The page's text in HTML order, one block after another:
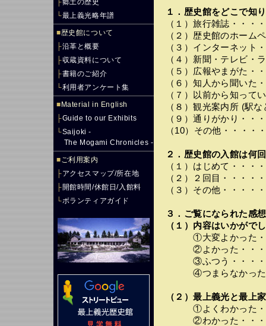
├郷土の歴史
└最上義光略年譜
■歴史館について
├沿革と概要
├収蔵資料について
├書籍のご紹介
└利用者アンケート集
■ Material in English
├Guide to our Exhibits
└Saijoki -
The Mogami Chronicles -
■ご利用案内
├アクセスマップ/所在地
├開館時間/休館日/入館料
└ボランティアガイド
１．歴史館をどこで知
（１）旅行雑誌・・・
（２）歴史館のホーム
（３）インターネット
（４）新聞・テレビ・
（５）広報やまがた・
（６）知人から聞いた
（７）以前から知って
（８）観光案内所 (駅
（９）通りがかり・・
（10）その他・・・・
２．歴史館の入館は何
（１）はじめて・・・
（２）２回目・・・・
（３）その他・・・・
３．ご覧になられた感想
（１）内容はいかがで
①大変よかった・・
②よかった・・・・
③ふつう・・・・・
④つまらなかった・
（２）最上義光と最上
①よくわかった・・
②わかった・・・・